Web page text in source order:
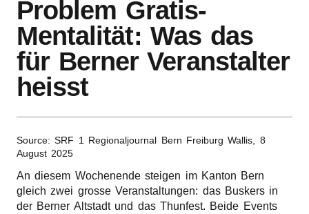
e
r
s
B
e
r
n
Problem Gratis-
Mentalität: Was das
für Berner Veranstalter
heisst
Source: SRF 1 Regionaljournal Bern Freiburg Wallis, 8
August 2025
An diesem Wochen­en­de stei­gen im Kanton Bern
gleich zwei gros­se Veran­stal­tun­gen: das Buskers in
der Berner Altstadt und das Thun­fest. Beide Events